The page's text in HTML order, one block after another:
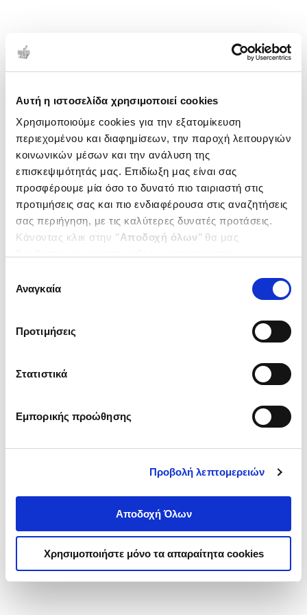
Αυτή η ιστοσελίδα χρησιμοποιεί cookies
Χρησιμοποιούμε cookies για την εξατομίκευση
περιεχομένου και διαφημίσεων, την παροχή λειτουργιών
κοινωνικών μέσων και την ανάλυση της
επισκεψιμότητάς μας. Επιδίωξη μας είναι σας
προσφέρουμε μία όσο το δυνατό πιο ταιριαστή στις
προτιμήσεις σας και πιο ενδιαφέρουσα στις αναζητήσεις
σας περιήγηση, με τις καλύτερες δυνατές προτάσεις.
Κάνοντας κλικ στην ‘’Αποδοχή όλων’’ θα μας
ενδιαφέρουν και να επιλέξετε από τα παρακάτω με την
΄΄και να ενημερωθείτε σχετικά με
συγκατάθεσης
Αναγκαία
Προτιμήσεις
Στατιστικά
Εμπορικής προώθησης
Προβολή λεπτομερειών
Αποδοχή Όλων
Χρησιμοποιήστε μόνο τα απαραίτητα cookies